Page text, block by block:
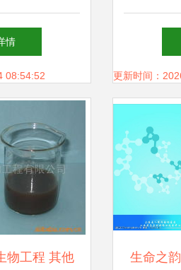
球领导者
情
08:54:52
生物科
更新时间：
物工程 其他 生命之